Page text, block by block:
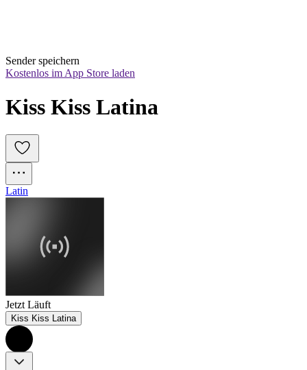
Sender speichern
Kostenlos im App Store laden
Kiss Kiss Latina
Latin
Jetzt Läuft
Kiss Kiss Latina